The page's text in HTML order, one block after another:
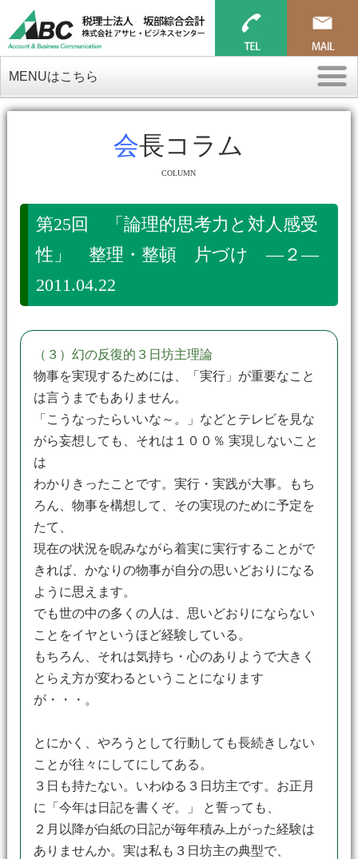
MENUはこちら
会長コラム
COLUMN
第25回 「論理的思考力と対人感受
性」 整理・整頓 片づけ ―２―
2011.04.22
（３）幻の反復的３日坊主理論
物事を実現するためには、「実行」が重要なこと
は言うまでもありません。
「こうなったらいいな～。」などとテレビを見な
がら妄想しても、それは１００％ 実現しないこと
は
わかりきったことです。実行・実践が大事。もち
ろん、物事を構想して、その実現のために予定を
たて、
現在の状況を睨みながら着実に実行することがで
きれば、かなりの物事が自分の思いどおりになる
ように思えます。
でも世の中の多くの人は、思いどおりにならない
ことをイヤというほど経験している。
もちろん、それは気持ち・心のありようで大きく
とらえ方が変わるということになります
が・・・。
とにかく、やろうとして行動しても長続きしない
ことが往々にしてにしてある。
３日も持たない。いわゆる３日坊主です。お正月
に「今年は日記を書くぞ。」 と誓っても、
２月以降が白紙の日記が毎年積み上がった経験は
ありませんか。実は私も３日坊主の典型で、